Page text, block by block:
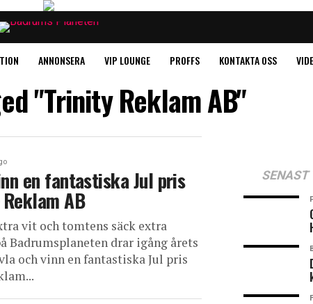
ANNONSERA VIP LOUNGE PROFFS KONTAKTA OSS
"Trinity Reklam AB"
en fantastiska Jul pris
AB
vit och tomtens säck extra
Badrumsplaneten drar igång årets
och vinn en fantastiska Jul pris
SENAST